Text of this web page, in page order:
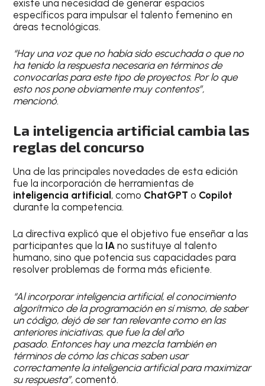
existe una necesidad de generar espacios
específicos para impulsar el talento femenino en
áreas tecnológicas.
“Hay una voz que no había sido escuchada o que no
ha tenido la respuesta necesaria en términos de
convocarlas para este tipo de proyectos. Por lo que
esto nos pone obviamente muy contentos”,
mencionó.
La inteligencia artificial cambia las
reglas del concurso
Una de las principales novedades de esta edición
fue la incorporación de herramientas de
inteligencia artificial, como ChatGPT o Copilot
durante la competencia.
La directiva explicó que el objetivo fue enseñar a las
participantes que la IA no sustituye al talento
humano, sino que potencia sus capacidades para
resolver problemas de forma más eficiente.
“Al incorporar inteligencia artificial, el conocimiento
algorítmico de la programación en sí mismo, de saber
un código, dejó de ser tan relevante como en las
anteriores iniciativas, que fue la del año
pasado. Entonces hay una mezcla también en
términos de cómo las chicas saben usar
correctamente la inteligencia artificial para maximizar
su respuesta”, comentó.